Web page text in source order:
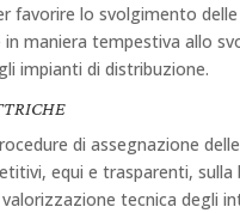
favorire lo svolgimento
in maniera tempestiva allo
impianti di distribuzione.
di assegnazione
equi e trasparenti,
valorizzazione tecnica